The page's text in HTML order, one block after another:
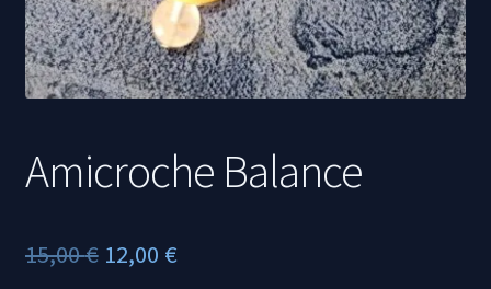
Amicroche Balance
15,00€ Le
12,00 €Le